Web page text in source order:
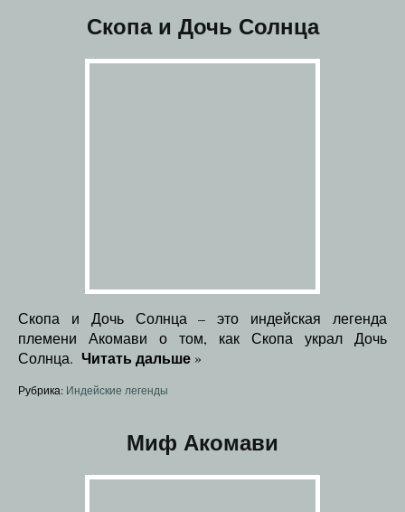
Скопа и Дочь Солнца
Скопа и Дочь Солнца – это индейская легенда
племени Акомави о том, как Скопа украл Дочь
Солнца. Читать дальше »
Рубрика: Индейские легенды
Миф Акомави